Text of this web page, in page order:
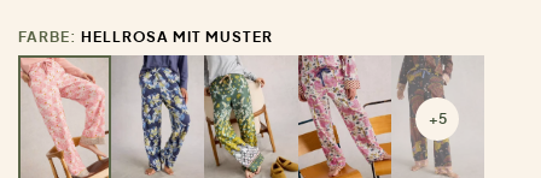
FARBE: HELLROSA MIT MUSTER
+5